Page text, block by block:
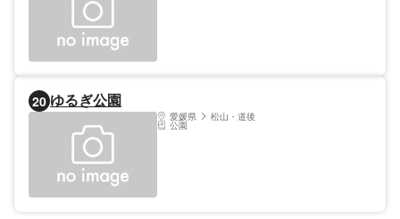
20 ゆるぎ公園
愛媛県 松山・道後
公園